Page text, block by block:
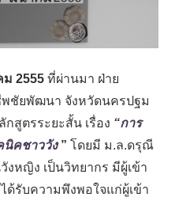
ม 2555 ที่ผ่านมา ฝ่าย
ชัยพัฒนา จังหวัดนครปฐม
สูตรระยะสั้น เรื่อง “การ
นิคชาววัง ” โดยมี ม.ล.ดรุณี
งหญิง เป็นวิทยากร มีผู้เข้า
รับความพึงพอใจแก่ผู้เข้า